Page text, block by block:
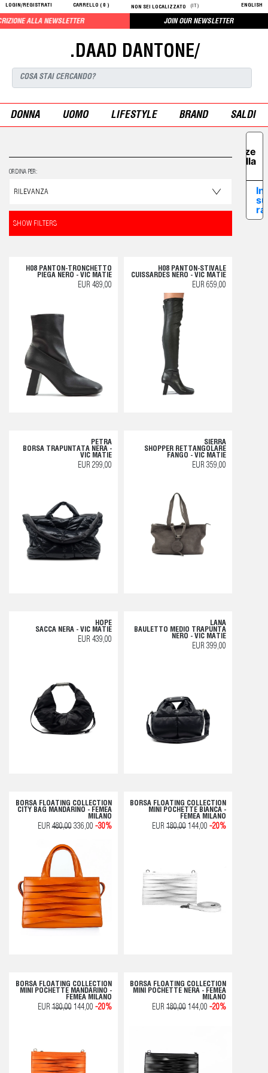
LOGIN/REGISTRATI CARRELLO ( 0 ) NON SEI LOCALIZZATO (IT) ENGLISH
ALLA NEWSLETTER JOIN OUR NEWSLETTER
.DAAD DANTONE/
DONNA UOMO LIFESTYLE BRAND SALDI
ORDINA PER:
SHOW FILTERS
H08 PANTON-TRONCHETTO
PIEGA NERO - VIC MATIE
EUR 489,00
H08 PANTON-STIVALE
CUISSARDES NERO - VIC MATIE
EUR 659,00
PETRA
BORSA TRAPUNTATA NERA -
VIC MATIE
EUR 299,00
SIERRA
SHOPPER RETTANGOLARE
FANGO - VIC MATIE
EUR 359,00
HOPE
SACCA NERA - VIC MATIE
EUR 439,00
LANA
BAULETTO MEDIO TRAPUNTA
NERO - VIC MATIE
EUR 399,00
BORSA FLOATING COLLECTION
CITY BAG MANDARINO - FEMEA
MILANO
EUR480,00336,00 -30%
BORSA FLOATING COLLECTION
MINI POCHETTE BIANCA -
FEMEA MILANO
EUR 180,00 144,00 -20%
BORSA FLOATING COLLECTION
MINI POCHETTE MANDARINO -
FEMEA MILANO
EUR180,00144,00 -20%
BORSA FLOATING COLLECTION
MINI POCHETTE NERA - FEMEA
MILANO
EUR 180,00 144,00 -20%
preferenze
relative alla